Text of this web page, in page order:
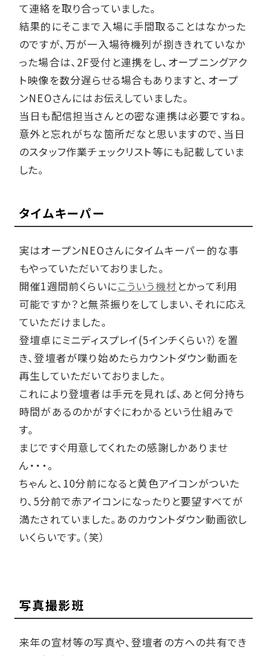
て連絡を取り合っていました。
結果的にそこまで入場に手間取ることはなかった
のですが、万が一入場待機列が捌ききれていなか
った場合は、2F受付と連携をし、オープニングアク
ト映像を数分遅らせる場合もありますと、オープ
ンNEOさんにはお伝えしていました。
当日も配信担当さんとの密な連携は必要ですね。
意外と忘れがちな箇所だなと思いますので、当日
のスタッフ作業チェックリスト等にも記載していま
した。
タイムキーパー
実はオープンNEOさんにタイムキーパー的な事
もやっていただいておりました。
開催1週間前くらいにこういう機材 とかって利用
可能ですか？と無茶振りをしてしまい、それに応え
ていただけました。
登壇卓にミニディスプレイ(5インチくらい?）を置
き、登壇者が喋り始めたらカウントダウン動画を
再生していただいておりました。
これにより登壇者は手元を見れば、あと何分持ち
時間があるのかがすぐにわかるという仕組みで
す。
まじですぐ用意してくれたの感謝しかありませ
ん・・・。
ちゃんと、10分前になると黄色アイコンがついた
り、5分前で赤アイコンになったりと要望すべてが
満たされていました。あのカウントダウン動画欲し
いくらいです。（笑）
写真撮影班
来年の宣材等の写真や、登壇者の方への共有でき